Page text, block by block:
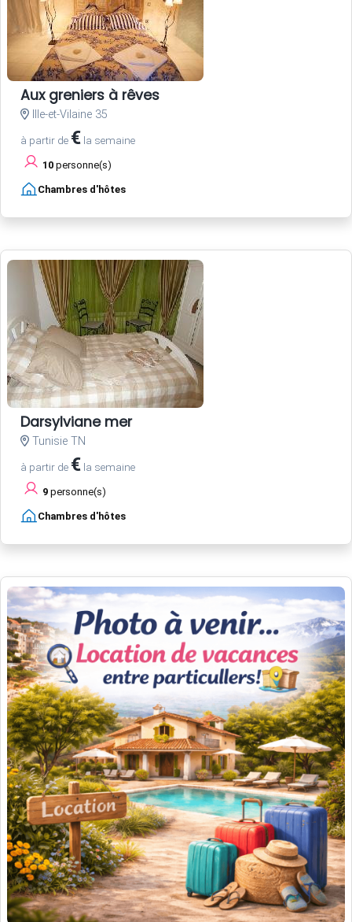
Aux greniers à rêves
Ille-et-Vilaine 35
à partir de € la semaine
10 personne(s)
Chambres d'hôtes
Darsylviane mer
Tunisie TN
à partir de € la semaine
9 personne(s)
Chambres d'hôtes